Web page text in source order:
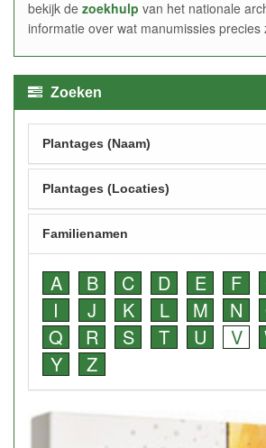
bekijk de zoekhulp van het nationale
informatie over wat manumissies precies
Zoeken
Plantages (Naam)
Plantages (Locaties)
Familienamen
A B C D E F
I
J K L M N
Q
R S T U V
Y
Z